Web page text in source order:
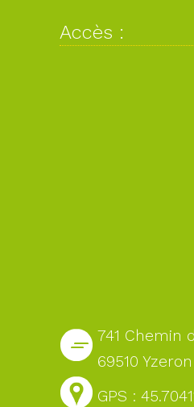
Accès :
741 Chemin
69510 Yzeron
GPS :